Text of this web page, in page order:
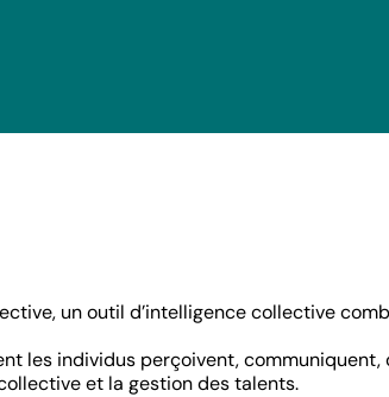
un outil d’intelligence collective
les individus perçoivent,
et la gestion des talents.
Se connecter